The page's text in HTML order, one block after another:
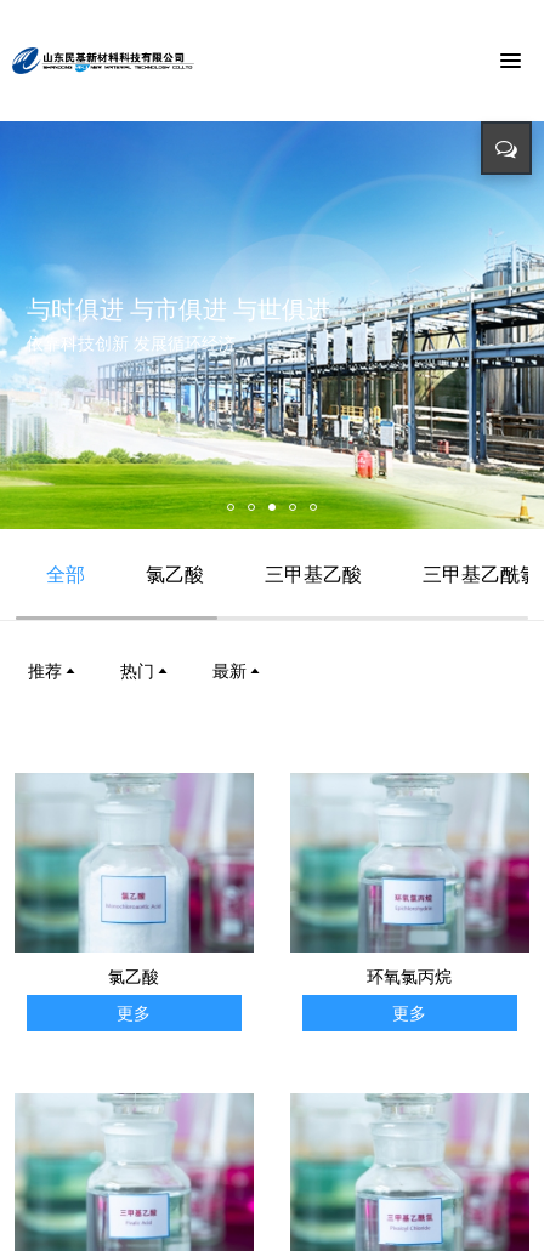
招标公告
招标详情及投标方式请点击查询（测试）
打造氯乙酸世界第一品牌
迈向世界价值链高端 打造世界精细化工绿色基地 创造氯乙酸国际
市场第一品牌
与时俱进 与市俱进 与世俱进
依靠科技创新 发展循环经济
精益求精 铸造品质
立足新起点 开创新局面
节能环保 捍卫能源
投入-产出-资源综合利用
全部 氯乙酸 三甲基乙酸 三甲基乙酰氯
推荐 热门 最新
氯乙酸
更多
环氧氯丙烷
更多